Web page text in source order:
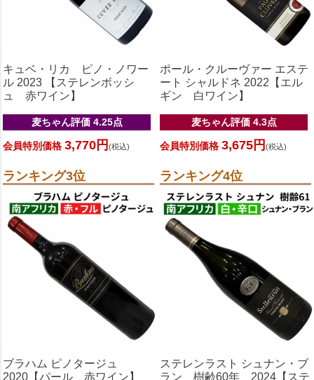
キュベ・リカ ピノ・ノワー
ル 2023 【ステレンボッシ
ュ 赤ワイン】
麦ちゃん評価 4.25点
会員特別価格 3,770円 (税込)
ポール・クルーヴァー エステ
ート シャルドネ 2022【エル
ギン 白ワイン】
麦ちゃん評価 4.3点
会員特別価格 3,675円 (税込)
ランキング3位
ブラハム ピノタージュ
2020【パール 赤ワイン】
ランキング4位
ステレンラスト シュナン・ブ
ラン 樹齢60年 2024【ステ